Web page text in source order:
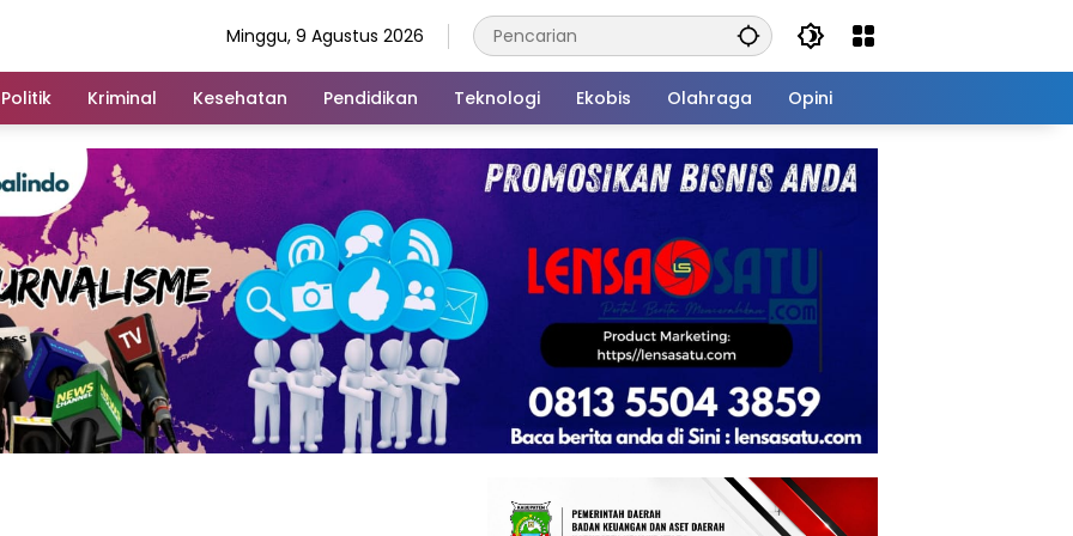
Minggu, 9 Agustus 2026
Politik Kriminal Kesehatan Pendidikan Teknologi Ekobis Olahraga Opini